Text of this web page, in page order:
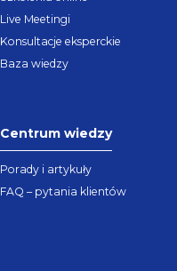
Live Meetingi
Konsultacje eksperckie
Baza wiedzy
Centrum wiedzy
Porady i artykuły
FAQ – pytania klientów